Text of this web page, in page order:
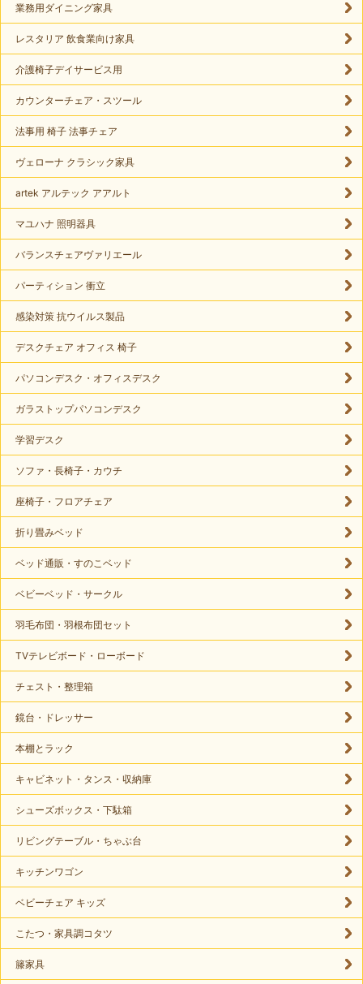
業務用ダイニング家具
レスタリア 飲食業向け家具
介護椅子デイサービス用
カウンターチェア・スツール
法事用 椅子 法事チェア
ヴェローナ クラシック家具
artek アルテック アアルト
マユハナ 照明器具
バランスチェアヴァリエール
パーティション 衝立
感染対策 抗ウイルス製品
デスクチェア オフィス 椅子
パソコンデスク・オフィスデスク
ガラストップパソコンデスク
学習デスク
ソファ・長椅子・カウチ
座椅子・フロアチェア
折り畳みベッド
ベッド通販・すのこベッド
ベビーベッド・サークル
羽毛布団・羽根布団セット
TVテレビボード・ローボード
チェスト・整理箱
鏡台・ドレッサー
本棚とラック
キャビネット・タンス・収納庫
シューズボックス・下駄箱
リビングテーブル・ちゃぶ台
キッチンワゴン
ベビーチェア キッズ
こたつ・家具調コタツ
籐家具